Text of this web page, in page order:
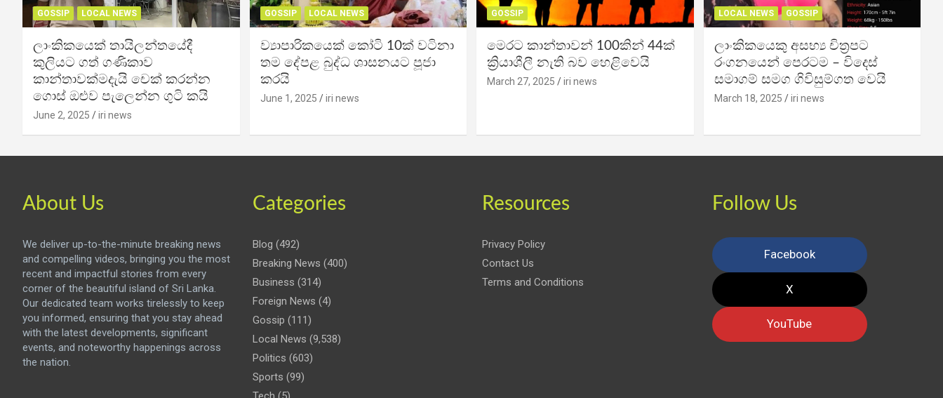
GOSSIP LOCAL NEWS
ලාංකිකයෙක් තායිලන්තයේදී
කුලියට ගත් ගණිකාව
කාන්තාවක්මදැයි චෙක් කරන්න
ගොස් ඔළුව පැලෙන්න ගුටි කයි
June 2, 2025 iri news
GOSSIP LOCAL NEWS
ව්‍යාපාරිකයෙක් කෝටි 10ක් වටිනා
තම දේපළ බුද්ධ ශාසනයට පූජා
කරයි
June 1, 2025 iri news
GOSSIP
මෙරට කාන්තාවන් 100කින් 44ක්
ක්‍රියාශීලී නැති බව හෙළිවෙයි
March 27, 2025 iri news
LOCAL NEWS GOSSIP
ලාංකිකයෙකු අසභ්‍ය චිත්‍රපට
රංගනයෙන් පෙරටම – විදෙස්
සමාගම් සමග ගිවිසුම්ගත වෙයි
March 18, 2025 iri news
About Us
We deliver up-to-the-minute breaking news
and compelling videos, bringing you the most
recent and impactful stories from every
corner of the beautiful island of Sri Lanka.
Our dedicated team works tirelessly to keep
you informed, ensuring that you stay ahead
with the latest developments, significant
events, and noteworthy happenings across
the nation.
Categories
Blog (492)
Breaking News (400)
Business (314)
Foreign News (4)
Gossip (111)
Local News (9,538)
Politics (603)
Sports (99)
Resources
Privacy Policy
Contact Us
Terms and Conditions
Follow Us
Facebook
X
YouTube